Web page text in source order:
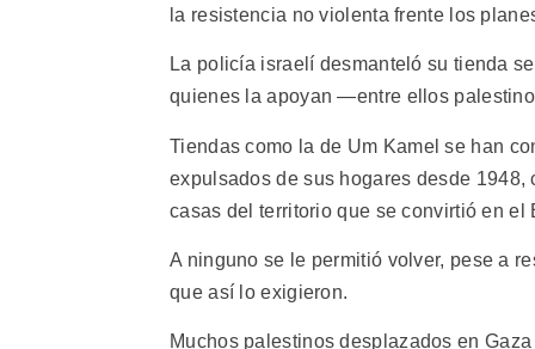
la resistencia no violenta frente los
La policía israelí desmanteló su tienda
quienes la apoyan —entre ellos
Tiendas como la de Um Kamel se han
expulsados de sus hogares desde
casas del territorio que se convirtió en el
A ninguno se le permitió volver, pese a
que así lo exigieron.
Muchos palestinos desplazados en